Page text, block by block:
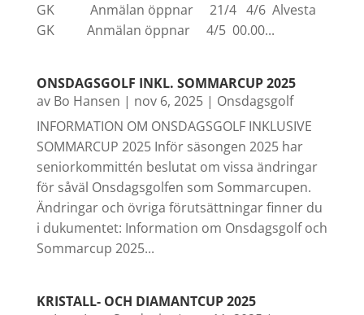
GK Anmälan öppnar 21/4 4/6 Alvesta
GK Anmälan öppnar 4/5 00.00...
ONSDAGSGOLF INKL. SOMMARCUP 2025
av Bo Hansen | nov 6, 2025| Onsdagsgolf
INFORMATION OM ONSDAGSGOLF INKLUSIVE
SOMMARCUP 2025 Inför säsongen 2025 har
seniorkommittén beslutat om vissa ändringar
för såväl Onsdagsgolfen som Sommarcupen.
Ändringar och övriga förutsättningar finner du
i dukumentet: Information om Onsdagsgolf och
Sommarcup 2025...
KRISTALL- OCH DIAMANTCUP 2025